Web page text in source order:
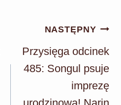
NASTĘPNY
Przysięga odcinek
485: Songul psuje
imprezę